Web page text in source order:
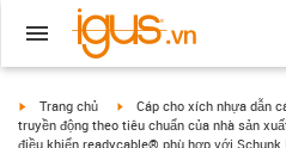
igus-icon-arrow-right
Trang chủ igus-icon-arrow-right
Cáp cho xích nhựa dẫn
truyền động theo tiêu chuẩn của nhà sản
điều khiển readycable® phù hợp với Schunk